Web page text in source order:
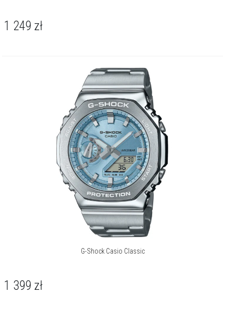
1 249 zł
G-Shock Casio Classic
1 399 zł